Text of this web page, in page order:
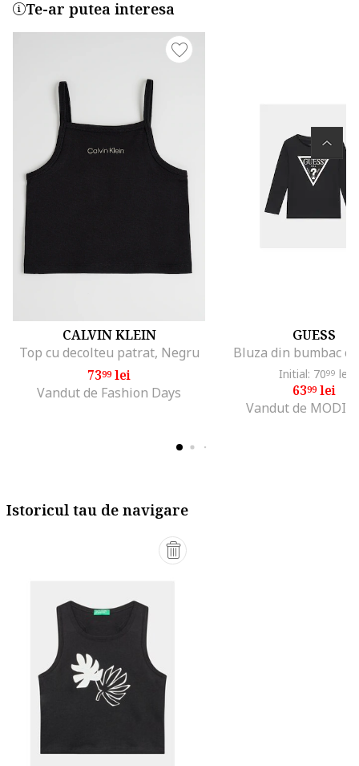
Te-ar putea interesa
CALVIN KLEIN
Top cu decolteu patrat, Negru
7399lei
Vandut de Fashion Days
GUESS
Bluza din bumbac
Initial: 7099 lei
6399lei
Vandut de
Istoricul tau de navigare